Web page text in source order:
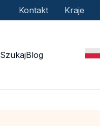
Kontakt Kraje
SzukajBlog